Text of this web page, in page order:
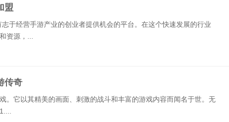
盟
于经营手游产业的创业者提供机会的平台。在这个快速发展的行业
资源，...
传奇
。它以其精美的画面、刺激的战斗和丰富的游戏内容而闻名于世。无